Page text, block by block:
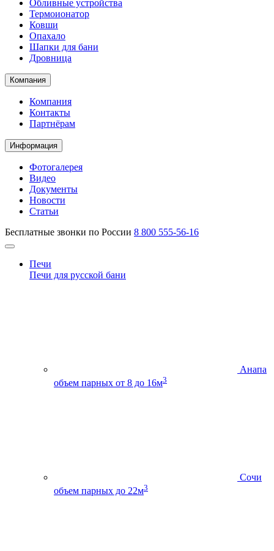
Обливные устройства
Термоионатор
Ковши
Опахало
Шапки для бани
Дровница
Компания
Компания
Контакты
Партнёрам
Информация
Фотогалерея
Видео
Документы
Новости
Статьи
Бесплатные звонки по России 8 800 555-56-16
Печи
Печи для русской бани
Анапа
объем парных от 8 до 16м3
Сочи
объем парных до 22м3